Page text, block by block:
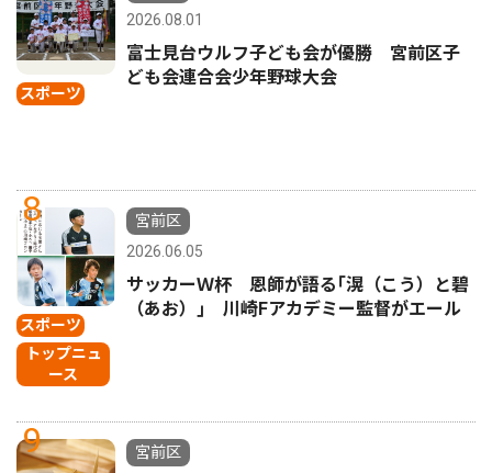
スポーツ
2026.08.01
富士見台ウルフ子ども会が優勝 宮前区子
ども会連合会少年野球大会
8
スポーツ
トップニュ
ース
宮前区
2026.06.05
サッカーＷ杯 恩師が語る｢滉（こう）と碧
（あお）｣ 川崎Fアカデミー監督がエール
9
宮前区